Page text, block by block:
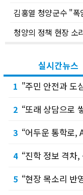
청양의 정책 현장
실시간뉴스
1 "주민 안전과 도심 경관,
2 “또래 상담으로 쌓인 마음의
3 “어두운 통학로, AI 스마트폴
4 “진학 정보 격차, 공공 지원으
5 “현장 목소리 반영해 보육 환